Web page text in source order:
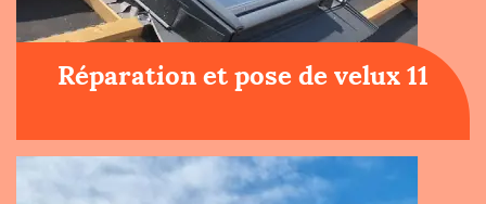
Réparation et pose de velux 11